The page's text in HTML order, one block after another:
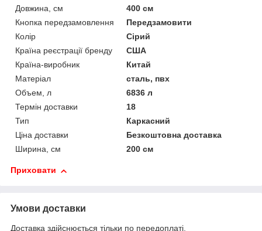
Довжина, см
400 см
Кнопка передзамовлення
Передзамовити
Колір
Сірий
Країна реєстрації бренду
США
Країна-виробник
Китай
Матеріал
сталь, пвх
Объем, л
6836 л
Термін доставки
18
Тип
Каркасний
Ціна доставки
Безкоштовна доставка
Ширина, см
200 см
Приховати
Умови доставки
Доставка здійснюється тільки по передоплаті.